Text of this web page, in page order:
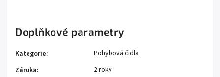
Doplňkové parametry
Kategorie:
Pohybová čidla
Záruka:
2 roky